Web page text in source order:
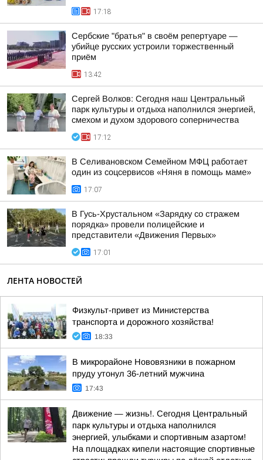
17:18
Сербские "братья" в своём репертуаре —
убийце русских устроили торжественный
приём
13:42
Сергей Волков: Сегодня наш Центральный
парк культуры и отдыха наполнился энергией,
смехом и духом здорового соперничества
17:12
В Селивановском Семейном МФЦ работает
один из соцсервисов «Няня в помощь маме»
17:07
В Гусь-Хрустальном «Зарядку со стражем
порядка» провели полицейские и
представители «Движения Первых»
17:01
ЛЕНТА НОВОСТЕЙ
Физкульт-привет из Министерства
транспорта и дорожного хозяйства!
18:33
В микрорайоне Нововязники в пожарном
пруду утонул 36-летний мужчина
17:43
Движение — жизнь!. Сегодня Центральный
парк культуры и отдыха наполнился
энергией, улыбками и спортивным азартом!
На площадках кипели настоящие спортивные